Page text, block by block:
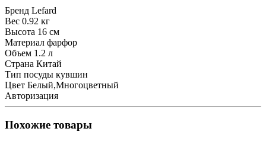
Бренд Lefard
Вес 0.92 кг
Высота 16 см
Материал фарфор
Объем 1.2 л
Страна Китай
Тип посуды кувшин
Цвет Белый,Многоцветный
Авторизация
Похожие товары